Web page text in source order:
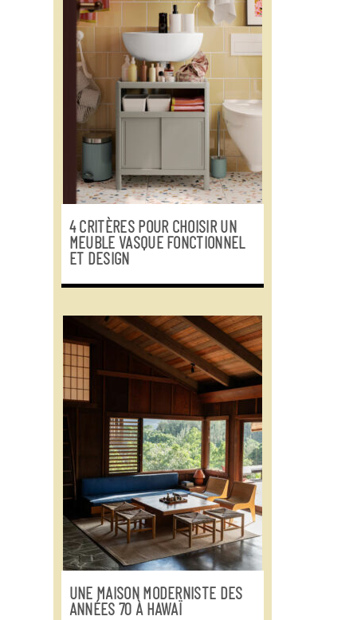
4 CRITÈRES POUR CHOISIR UN
MEUBLE VASQUE FONCTIONNEL
ET DESIGN
UNE MAISON MODERNISTE DES
ANNÉES 70 À HAWAÏ